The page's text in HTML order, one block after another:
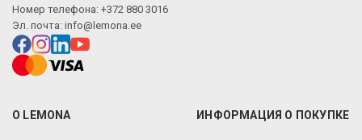
Номер телефона: +372 880 3016
Эл. почта: info@lemona.ee
О LEMONA ИНФОРМАЦИЯ О ПОКУПКЕ